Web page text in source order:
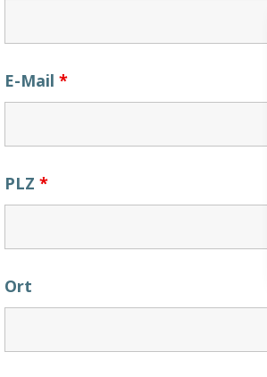
E-Mail *
PLZ *
Ort